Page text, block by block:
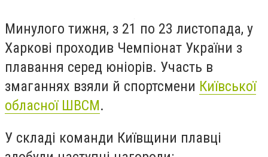
Минулого тижня, з 21 по 23 листопада, у
Харкові проходив Чемпіонат України з
плавання серед юніорів. Участь в
змаганнях взяли й спортсмени Київської
обласної ШВСМ.
У складі команди Київщини плавці